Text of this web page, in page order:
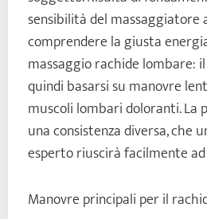
sensibilità del massaggiatore
comprendere la giusta
massaggio rachide lombare:
quindi basarsi su manovre
muscoli lombari doloranti. La
una consistenza diversa, che
esperto riuscirà facilmente
Manovre principali per il